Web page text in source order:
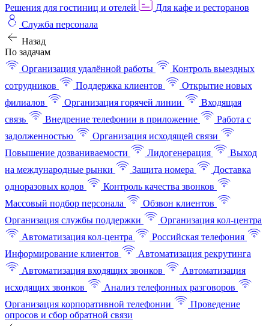
Решения для гостиниц и отелей
Для кафе и ресторанов
Служба персонала
Назад
По задачам
Организация удалённой работы
Контроль выездных
сотрудников
Поддержка клиентов
Открытие новых
филиалов
Организация горячей линии
Входящая
связь
Внедрение телефонии в приложение
Работа с
задолженностью
Организация исходящей связи
Повышение дозваниваемости
Лидогенерация
Выход
на международные рынки
Защита номера
Доставка
одноразовых кодов
Контроль качества звонков
Массовый подбор персонала
Обзвон клиентов
Организация службы поддержки
Организация кол-центра
Автоматизация кол-центра
Российская телефония
Информирование клиентов
Автоматизация рекрутинга
Автоматизация входящих звонков
Автоматизация
исходящих звонков
Анализ телефонных разговоров
Организация корпоративной телефонии
Проведение
опросов и сбор обратной связи